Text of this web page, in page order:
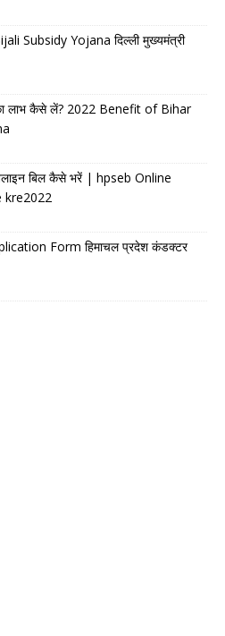
Subsidy Yojana दिल्ली मुख्यमंत्री
का लाभ कैसे लें? 2022 Benefit of Bihar
बिल कैसे भरें | hpseb Online
kre2022
Form हिमाचल प्रदेश कंडक्टर